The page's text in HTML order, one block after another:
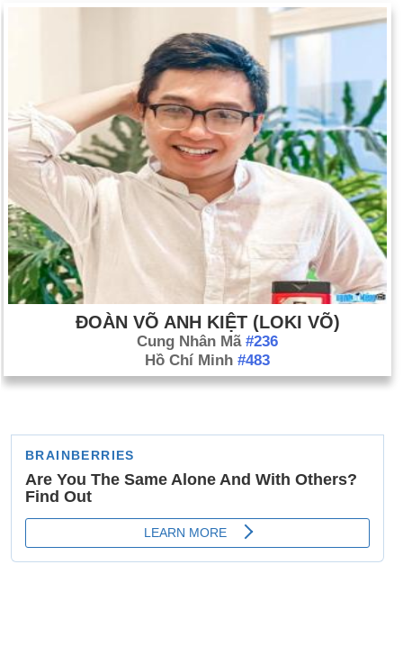
ĐOÀN VÕ ANH KIỆT (LOKI VÕ)
Cung Nhân Mã #236
Hồ Chí Minh #483